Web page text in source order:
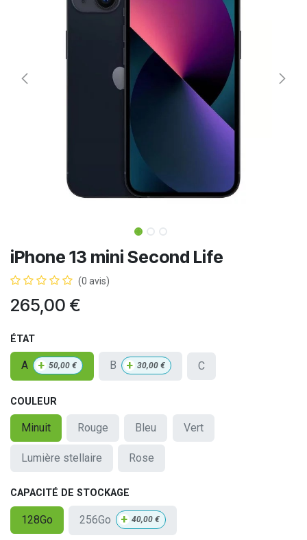
iPhone 13 mini Second Life
(0 avis)
265,00 €
ÉTAT
A + 50,00 € B + 30,00€ C
COULEUR
Minuit Rouge Bleu Vert
Lumière stellaire Rose
CAPACITÉ DE STOCKAGE
128Go 256Go + 40,00 €